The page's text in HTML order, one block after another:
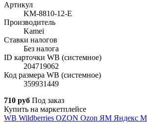
Артикул
KM-8810-12-E
Производитель
Kamei
Ставки налогов
Без налога
ID карточки WB (системное)
204719062
Код размера WB (системное)
359931449
710 руб Под заказ
Купить на маркетплейсе
WB Wildberries OZON Ozon ЯМ Яндекс